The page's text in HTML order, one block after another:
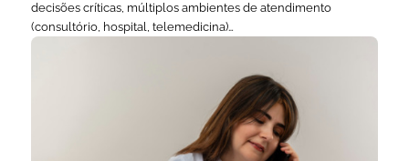
decisões críticas, múltiplos ambientes de atendimento
(consultório, hospital, telemedicina)…